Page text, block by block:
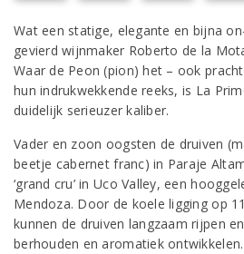
Wat een statige, elegante en bijna
gevierd wijnmaker Roberto de la
Waar de Peon (pion) het – ook
hun indrukwekkende reeks, is La
duidelijk serieuzer kaliber.
Vader en zoon oogsten de druiven
beetje cabernet franc) in Paraje
‘grand cru’ in Uco Valley, een
Mendoza. Door de koele ligging op
kunnen de druiven langzaam rijpen
berhouden en aromatiek